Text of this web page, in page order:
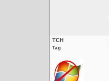
TCH
Tag